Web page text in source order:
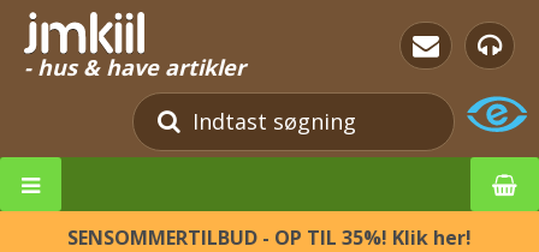
- hus & have artikler
SENSOMMERTILBUD - OP TIL 35%! Klik her!